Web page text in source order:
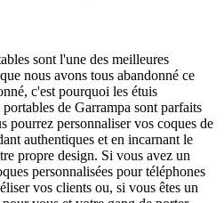
sont l'une des meilleures
nous avons tous abandonné ce
c'est pourquoi les étuis
de Garrampa sont parfaits
pourrez personnaliser vos coques de
authentiques et en incarnant le
propre design. Si vous avez un
personnalisées pour téléphones
vos clients ou, si vous êtes un